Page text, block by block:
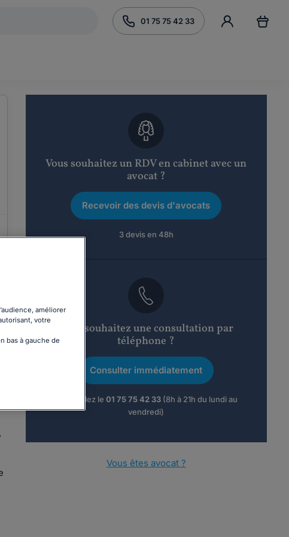
01 75 75 42 33
Vous souhaitez un RDV en cabinet avec un
avocat ?
Recevoir des devis d'avocats
3 devis en 48h
Vous souhaitez une consultation par
téléphone ?
Consulter immédiatement
ou appelez le 01 75 75 42 33(8h à 21h du lundi au
vendredi)
Vous êtes avocat ?
améliorer
votre
bas à gauche de